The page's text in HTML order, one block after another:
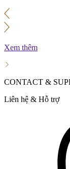
Xem thêm
CONTACT &
Liên hệ & Hỗ trợ